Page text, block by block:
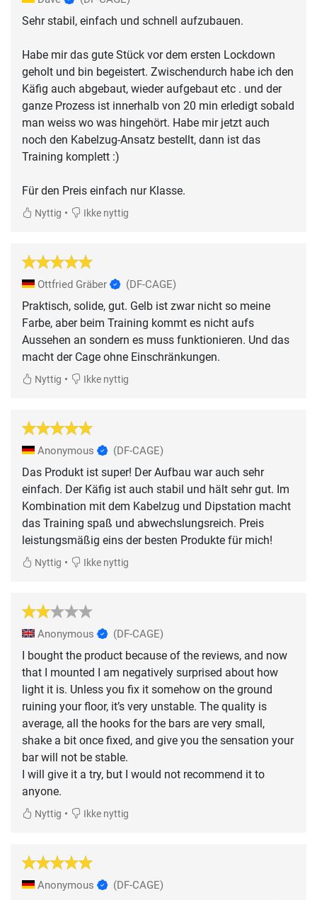
Sehr stabil, einfach und schnell aufzubauen.
Habe mir das gute Stück vor dem ersten Lockdown
geholt und bin begeistert. Zwischendurch habe ich den
Käfig auch abgebaut, wieder aufgebaut etc . und der
ganze Prozess ist innerhalb von 20 min erledigt sobald
man weiss wo was hingehört. Habe mir jetzt auch
noch den Kabelzug-Ansatz bestellt, dann ist das
Training komplett :)
Für den Preis einfach nur Klasse.
Nyttig • Ikke nyttig
Ottfried Gräber (DF-CAGE)
Praktisch, solide, gut. Gelb ist zwar nicht so meine
Farbe, aber beim Training kommt es nicht aufs
Aussehen an sondern es muss funktionieren. Und das
macht der Cage ohne Einschränkungen.
Nyttig • Ikke nyttig
Anonymous (DF-CAGE)
Das Produkt ist super! Der Aufbau war auch sehr
einfach. Der Käfig ist auch stabil und hält sehr gut. Im
Kombination mit dem Kabelzug und Dipstation macht
das Training spaß und abwechslungsreich. Preis
leistungsmäßig eins der besten Produkte für mich!
Nyttig • Ikke nyttig
Anonymous (DF-CAGE)
I bought the product because of the reviews, and now
that I mounted I am negatively surprised about how
light it is. Unless you fix it somehow on the ground
ruining your floor, it’s very unstable. The quality is
average, all the hooks for the bars are very small,
shake a bit once fixed, and give you the sensation your
bar will not be stable.
I will give it a try, but I would not recommend it to
anyone.
Nyttig • Ikke nyttig
Anonymous (DF-CAGE)